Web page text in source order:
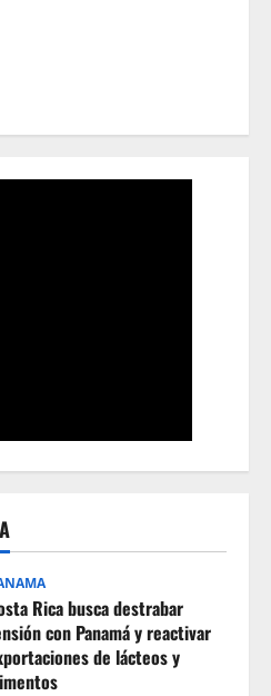
Rica busca destrabar
con Panamá y reactivar
de lácteos y